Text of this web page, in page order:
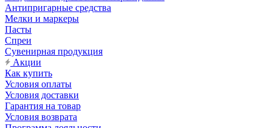
Антипригарные средства
Мелки и маркеры
Пасты
Спреи
Сувенирная продукция
Акции
Как купить
Условия оплаты
Условия доставки
Гарантия на товар
Условия возврата